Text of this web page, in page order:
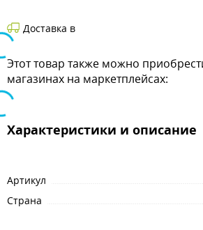
Доставка в
Этот товар также можно
магазинах на маркетплейсах:
Характеристики и описание
Артикул
Страна